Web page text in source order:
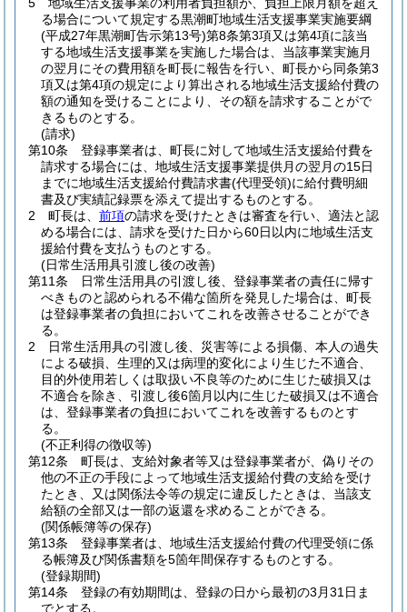
る場合について規定する黒潮町地域生活支援事業実施要綱
(平成27年黒潮町告示第13号)第8条第3項又は第4項に該当
する地域生活支援事業を実施した場合は、当該事業実施月
の翌月にその費用額を町長に報告を行い、町長から同条第3
項又は第4項の規定により算出される地域生活支援給付費の
額の通知を受けることにより、その額を請求することがで
きるものとする。
(請求)
第10条
登録事業者は、町長に対して地域生活支援給付費を
請求する場合には、地域生活支援事業提供月の翌月の15日
までに地域生活支援給付費請求書(代理受領)に給付費明細
書及び実績記録票を添えて提出するものとする。
2
町長は、 前項の請求を受けたときは審査を行い、適法と認
める場合には、請求を受けた日から60日以内に地域生活支
援給付費を支払うものとする。
(日常生活用具引渡し後の改善)
第11条
日常生活用具の引渡し後、登録事業者の責任に帰す
べきものと認められる不備な箇所を発見した場合は、町長
は登録事業者の負担においてこれを改善させることができ
る。
2
日常生活用具の引渡し後、災害等による損傷、本人の過失
による破損、生理的又は病理的変化により生じた不適合、
目的外使用若しくは取扱い不良等のために生じた破損又は
不適合を除き、引渡し後6箇月以内に生じた破損又は不適合
は、登録事業者の負担においてこれを改善するものとす
る。
(不正利得の徴収等)
第12条
町長は、支給対象者等又は登録事業者が、偽りその
他の不正の手段によって地域生活支援給付費の支給を受け
たとき、又は関係法令等の規定に違反したときは、当該支
給額の全部又は一部の返還を求めることができる。
(関係帳簿等の保存)
第13条
登録事業者は、地域生活支援給付費の代理受領に係
る帳簿及び関係書類を5箇年間保存するものとする。
(登録期間)
第14条
登録の有効期間は、登録の日から最初の3月31日ま
でとする。